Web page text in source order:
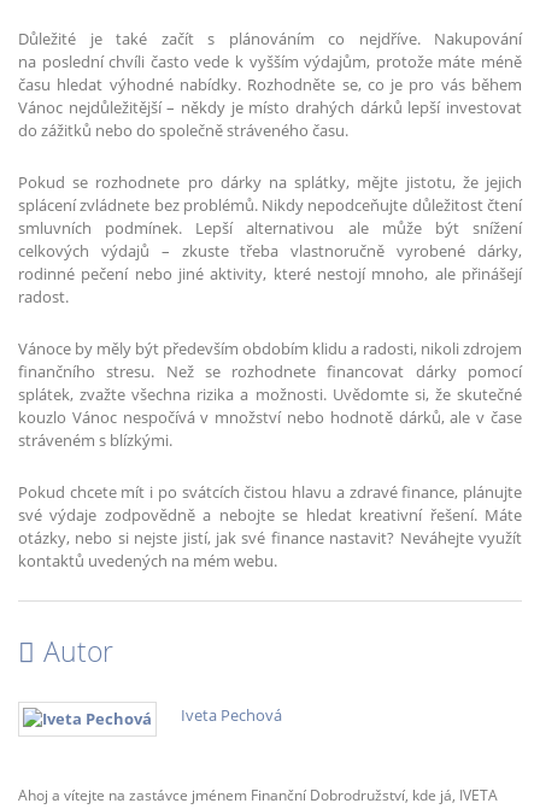
Důležité je také začít s plánováním co nejdříve. Nakupování
na poslední chvíli často vede k vyšším výdajům, protože máte méně
času hledat výhodné nabídky. Rozhodněte se, co je pro vás během
Vánoc nejdůležitější – někdy je místo drahých dárků lepší investovat
do zážitků nebo do společně stráveného času.
Pokud se rozhodnete pro dárky na splátky, mějte jistotu, že jejich
splácení zvládnete bez problémů. Nikdy nepodceňujte důležitost čtení
smluvních podmínek. Lepší alternativou ale může být snížení
celkových výdajů – zkuste třeba vlastnoručně vyrobené dárky,
rodinné pečení nebo jiné aktivity, které nestojí mnoho, ale přinášejí
radost.
Vánoce by měly být především obdobím klidu a radosti, nikoli zdrojem
finančního stresu. Než se rozhodnete financovat dárky pomocí
splátek, zvažte všechna rizika a možnosti. Uvědomte si, že skutečné
kouzlo Vánoc nespočívá v množství nebo hodnotě dárků, ale v čase
stráveném s blízkými.
Pokud chcete mít i po svátcích čistou hlavu a zdravé finance, plánujte
své výdaje zodpovědně a nebojte se hledat kreativní řešení. Máte
otázky, nebo si nejste jistí, jak své finance nastavit? Neváhejte využít
kontaktů uvedených na mém webu.
Autor
Iveta Pechová
Ahoj a vítejte na zastávce jménem Finanční Dobrodružství, kde já, IVETA